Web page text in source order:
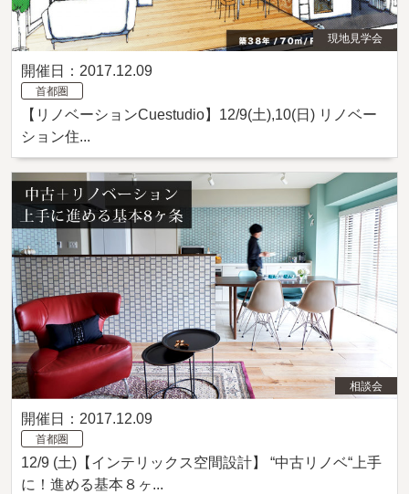
現地見学会
開催日：2017.12.09
首都圏
【リノベーションCuestudio】12/9(土),10(日) リノベー
ション住...
相談会
開催日：2017.12.09
首都圏
12/9 (土)【インテリックス空間設計】 “中古リノベ“上手
に！進める基本８ヶ...